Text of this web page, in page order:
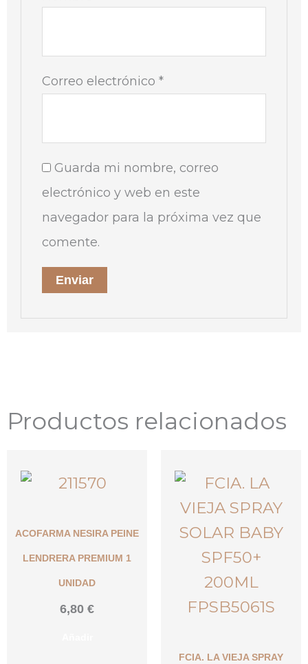
Correo electrónico*
Guarda mi nombre, correo
electrónico y web en este
navegador para la próxima vez que
comente.
Productos relacionados
ACOFARMA NESIRA PEINE
LENDRERA PREMIUM 1
UNIDAD
6,80 €
FCIA. LA VIEJA SPRAY